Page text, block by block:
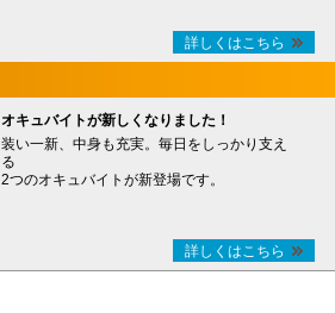
詳しくはこちら
オキュバイトが新しくなりました！
装い一新、中身も充実。毎日をしっかり支え
る
2つのオキュバイトが新登場です。
詳しくはこちら